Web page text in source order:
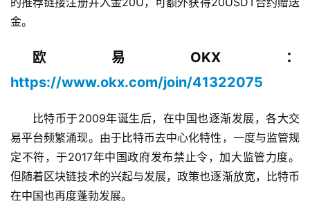
金。
欧易OKX：
https://www.okx.com/join/41322075
比特币于2009年诞生后，在中国也逐渐发展，各大交
易平台频繁涌现。由于比特币去中心化特性，一度与监管规
定不符，于2017年中国政府发布禁止令，加大监管力度。
但随着区块链技术的兴起与发展，政策也逐渐放宽，比特币
在中国也再度蓬勃发展。